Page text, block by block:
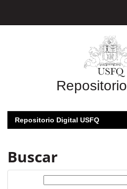
Repositorio
Repositorio Digital USFQ
Buscar